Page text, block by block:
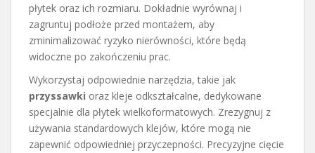
płytek oraz ich rozmiaru. Dokładnie wyrównaj i
zagruntuj podłoże przed montażem, aby
zminimalizować ryzyko nierówności, które będą
widoczne po zakończeniu prac.
Wykorzystaj odpowiednie narzędzia, takie jak
przyssawki oraz kleje odkształcalne, dedykowane
specjalnie dla płytek wielkoformatowych. Zrezygnuj z
używania standardowych klejów, które mogą nie
zapewnić odpowiedniej przyczepności. Precyzyjne cięcie